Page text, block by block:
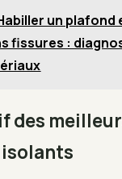
un plafond
fissures :
des